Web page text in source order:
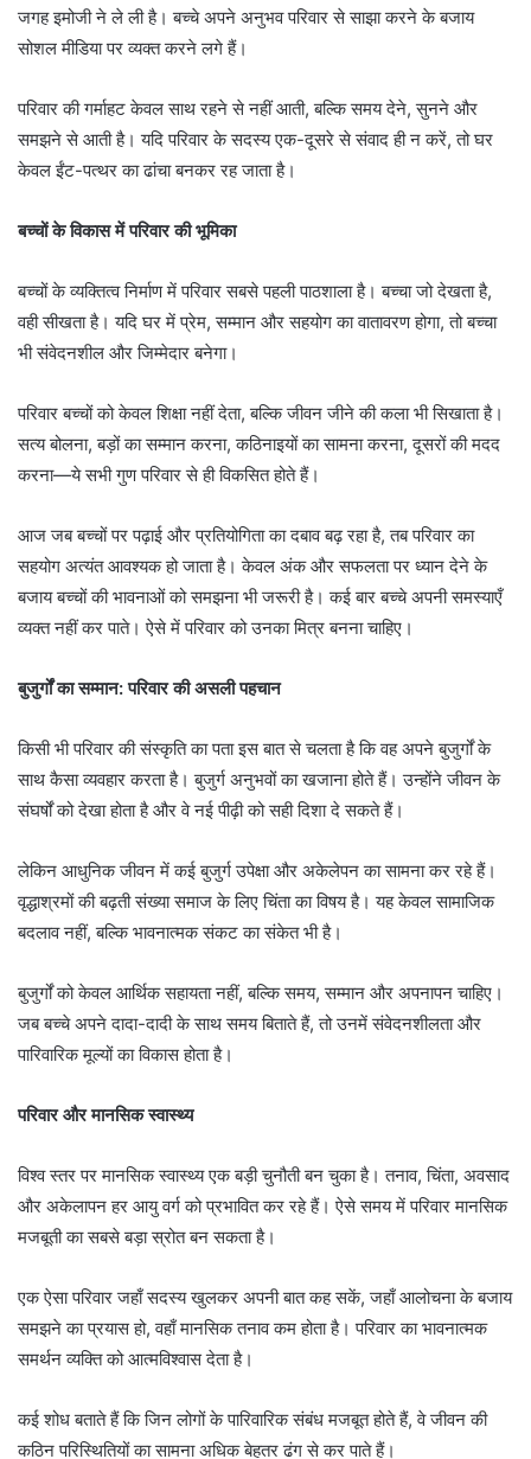
जगह इमोजी ने ले ली है। बच्चे अपने अनुभव परिवार से साझा करने के बजाय
सोशल मीडिया पर व्यक्त करने लगे हैं।
परिवार की गर्माहट केवल साथ रहने से नहीं आती, बल्कि समय देने, सुनने और
समझने से आती है। यदि परिवार के सदस्य एक-दूसरे से संवाद ही न करें, तो घर
केवल ईंट-पत्थर का ढांचा बनकर रह जाता है।
बच्चों के विकास में परिवार की भूमिका
बच्चों के व्यक्तित्व निर्माण में परिवार सबसे पहली पाठशाला है। बच्चा जो देखता है,
वही सीखता है। यदि घर में प्रेम, सम्मान और सहयोग का वातावरण होगा, तो बच्चा
भी संवेदनशील और जिम्मेदार बनेगा।
परिवार बच्चों को केवल शिक्षा नहीं देता, बल्कि जीवन जीने की कला भी सिखाता है।
सत्य बोलना, बड़ों का सम्मान करना, कठिनाइयों का सामना करना, दूसरों की मदद
करना—ये सभी गुण परिवार से ही विकसित होते हैं।
आज जब बच्चों पर पढ़ाई और प्रतियोगिता का दबाव बढ़ रहा है, तब परिवार का
सहयोग अत्यंत आवश्यक हो जाता है। केवल अंक और सफलता पर ध्यान देने के
बजाय बच्चों की भावनाओं को समझना भी जरूरी है। कई बार बच्चे अपनी समस्याएँ
व्यक्त नहीं कर पाते। ऐसे में परिवार को उनका मित्र बनना चाहिए।
बुजुर्गों का सम्मान: परिवार की असली पहचान
किसी भी परिवार की संस्कृति का पता इस बात से चलता है कि वह अपने बुजुर्गों के
साथ कैसा व्यवहार करता है। बुजुर्ग अनुभवों का खजाना होते हैं। उन्होंने जीवन के
संघर्षों को देखा होता है और वे नई पीढ़ी को सही दिशा दे सकते हैं।
लेकिन आधुनिक जीवन में कई बुजुर्ग उपेक्षा और अकेलेपन का सामना कर रहे हैं।
वृद्धाश्रमों की बढ़ती संख्या समाज के लिए चिंता का विषय है। यह केवल सामाजिक
बदलाव नहीं, बल्कि भावनात्मक संकट का संकेत भी है।
बुजुर्गों को केवल आर्थिक सहायता नहीं, बल्कि समय, सम्मान और अपनापन चाहिए।
जब बच्चे अपने दादा-दादी के साथ समय बिताते हैं, तो उनमें संवेदनशीलता और
पारिवारिक मूल्यों का विकास होता है।
परिवार और मानसिक स्वास्थ्य
विश्व स्तर पर मानसिक स्वास्थ्य एक बड़ी चुनौती बन चुका है। तनाव, चिंता, अवसाद
और अकेलापन हर आयु वर्ग को प्रभावित कर रहे हैं। ऐसे समय में परिवार मानसिक
मजबूती का सबसे बड़ा स्रोत बन सकता है।
एक ऐसा परिवार जहाँ सदस्य खुलकर अपनी बात कह सकें, जहाँ आलोचना के बजाय
समझने का प्रयास हो, वहाँ मानसिक तनाव कम होता है। परिवार का भावनात्मक
समर्थन व्यक्ति को आत्मविश्वास देता है।
कई शोध बताते हैं कि जिन लोगों के पारिवारिक संबंध मजबूत होते हैं, वे जीवन की
कठिन परिस्थितियों का सामना अधिक बेहतर ढंग से कर पाते हैं।